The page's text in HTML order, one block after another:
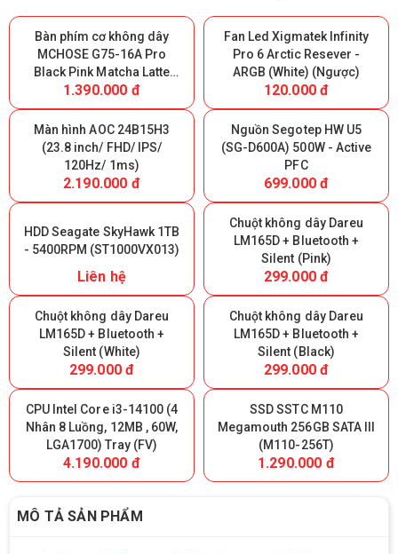
Bàn phím cơ không dây
MCHOSE G75-16A Pro
Black Pink Matcha Latte
Switch V2 - Triple Modes
(Giữ lại Box để bảo hành)
1.390.000 đ
Fan Led Xigmatek Infinity
Pro 6 Arctic Resever -
ARGB (White) (Ngược)
120.000 đ
Màn hình AOC 24B15H3
(23.8 inch/ FHD/ IPS/
120Hz/ 1ms)
2.190.000 đ
Nguồn Segotep HW U5
(SG-D600A) 500W - Active
PFC
699.000 đ
HDD Seagate SkyHawk 1TB
- 5400RPM (ST1000VX013)
Liên hệ
Chuột không dây Dareu
LM165D + Bluetooth +
Silent (Pink)
299.000 đ
Chuột không dây Dareu
LM165D + Bluetooth +
Silent (White)
299.000 đ
Chuột không dây Dareu
LM165D + Bluetooth +
Silent (Black)
299.000 đ
CPU Intel Core i3-14100 (4
Nhân 8 Luồng, 12MB , 60W,
LGA1700) Tray (FV)
4.190.000 đ
SSD SSTC M110
Megamouth 256GB SATA III
(M110-256T)
1.290.000 đ
MÔ TẢ SẢN PHẨM